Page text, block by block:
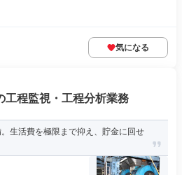
気になる
工程監視・工程分析業務
。生活費を極限まで抑え、貯金に回せ